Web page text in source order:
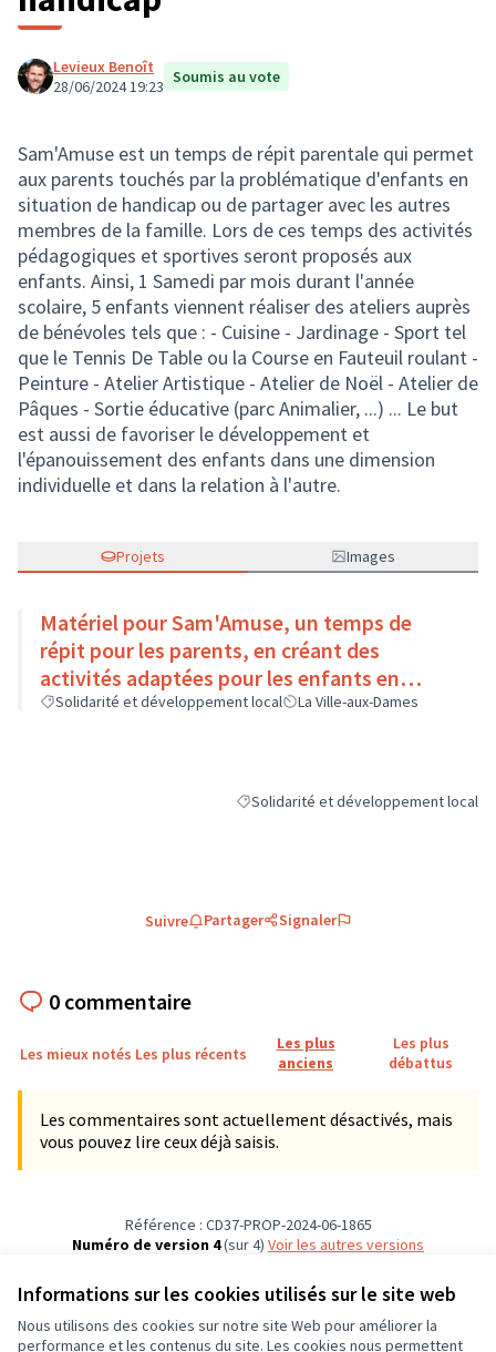
Informations sur les cookies utilisés sur le site web
Nous utilisons des cookies sur notre site Web pour améliorer la
performance et les contenus du site. Les cookies nous permettent
Levieux Benoît
28/06/2024 19:23 Soumis au vote
Sam'Amuse est un temps de répit parentale qui permet
aux parents touchés par la problématique d'enfants en
situation de handicap ou de partager avec les autres
membres de la famille. Lors de ces temps des activités
pédagogiques et sportives seront proposés aux
enfants. Ainsi, 1 Samedi par mois durant l'année
scolaire, 5 enfants viennent réaliser des ateliers auprès
de bénévoles tels que : - Cuisine - Jardinage - Sport tel
que le Tennis De Table ou la Course en Fauteuil roulant -
Peinture - Atelier Artistique - Atelier de Noël - Atelier de
Pâques - Sortie éducative (parc Animalier, ...) ... Le but
est aussi de favoriser le développement et
l'épanouissement des enfants dans une dimension
individuelle et dans la relation à l'autre.
Projets Images
Matériel pour Sam'Amuse, un temps de
répit pour les parents, en créant des
activités adaptées pour les enfants en
situation de handicap
Solidarité et développement local La Ville-aux-Dames
Filtrer les résultats de la catégorie :
Solidarité et développement local
Suivre Partager Signaler
0 commentaire
Les mieux notés Les plus récents
Les plus
anciens
Les plus
débattus
Les commentaires sont actuellement désactivés, mais
vous pouvez lire ceux déjà saisis.
Référence : CD37-PROP-2024-06-1865
Numéro de version 4(sur 4)
voir les autres versions
Conditions d'utilisation